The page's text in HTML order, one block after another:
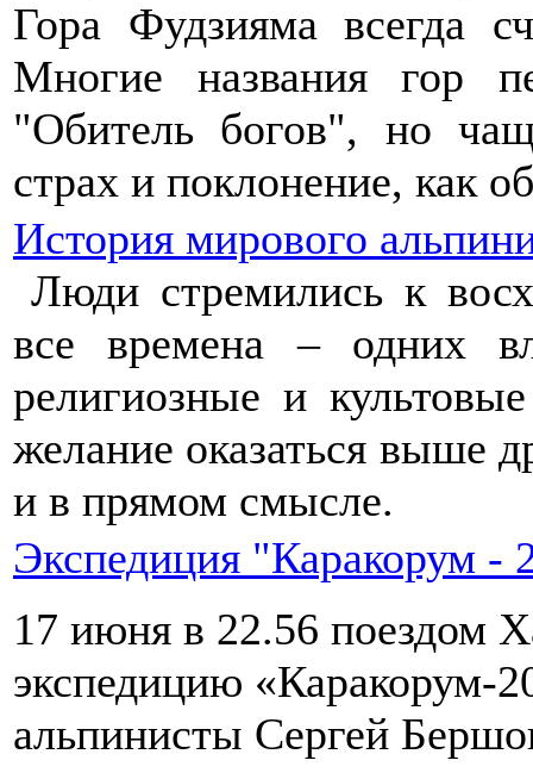
Гора Фудзияма всегда
Многие названия гор
"Обитель богов", но
страх и поклонение, как
История мирового
Люди стремились к
все времена – одних
религиозные и
желание оказаться выше
и в прямом смысле.
Экспедиция "Каракорум -
17 июня в 22.56 поездом
экспедицию «Каракорум-
альпинисты Сергей